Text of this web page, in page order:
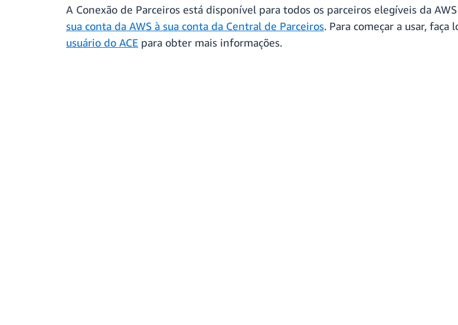
A Conexão de Parceiros está disponível para todos os parceiros elegíveis da
sua conta da AWS à sua conta da Central de Parceiros. Para começar a usar,
usuário do ACE para obter mais informações.